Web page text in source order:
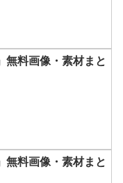
無料画像・素材まと
無料画像・素材まと